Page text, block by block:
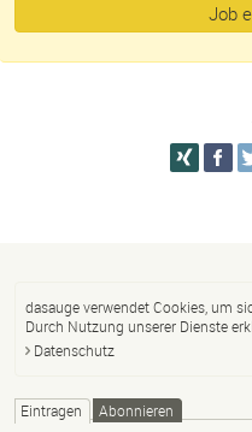
Job
dasauge verwendet Cookies, um
Durch Nutzung unserer Dienste
Datenschutz
Eintragen Abonnieren